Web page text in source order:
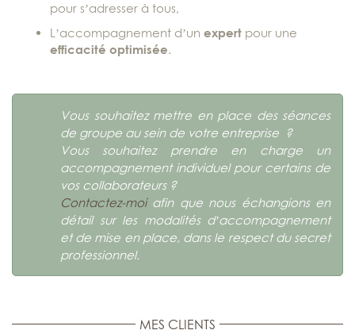
pour s’adresser à tous,
L’accompagnement d’un expert pour une
efficacité optimisée.
Vous souhaitez mettre en place des séances
de groupe au sein de votre entreprise ?
Vous souhaitez prendre en charge un
accompagnement individuel pour certains de
vos collaborateurs ?
Contactez-moiafin que nous échangions en
détail sur les modalités d’accompagnement
et de mise en place, dans le respect du secret
professionnel.
MES CLIENTS